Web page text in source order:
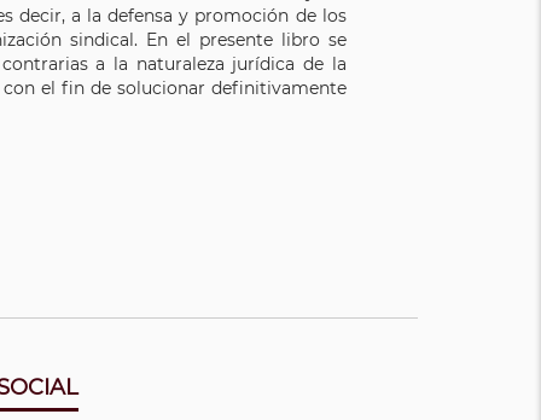
decir, a la defensa y promoción de los
sindical. En el presente libro se
a la naturaleza jurídica de la
el fin de solucionar definitivamente